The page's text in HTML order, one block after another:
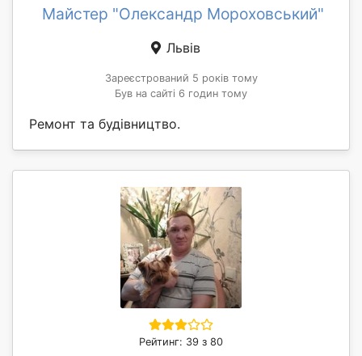
Майстер "Олександр Мороховський"
Львів
Зареєстрований 5 років тому
Був на сайті 6 годин тому
Ремонт та будівництво.
Рейтинг: 39 з 80